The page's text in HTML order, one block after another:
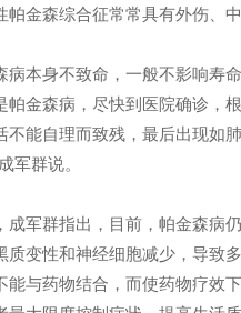
帕金森综合征常常具有外伤、
病本身不致命，一般不影响寿
帕金森病，尽快到医院确诊，
不能自理而致残，最后出现如
军群说。
成军群指出，目前，帕金森病
质变性和神经细胞减少，导致
能与药物结合，而使药物疗效